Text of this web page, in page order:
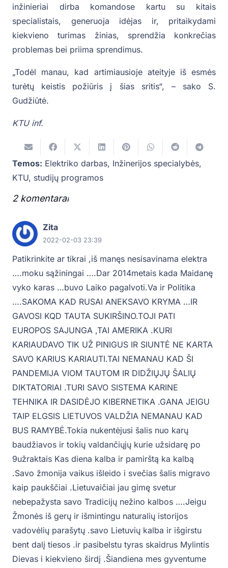
inžinieriai dirba komandose kartu su kitais
specialistais, generuoja idėjas ir, pritaikydami
kiekvieno turimas žinias, sprendžia konkrečias
problemas bei priima sprendimus.
„Todėl manau, kad artimiausioje ateityje iš esmės
turėtų keistis požiūris į šias sritis“, – sako S.
Gudžiūtė.
KTU inf.
Temos: Elektriko darbas, Inžinerijos specialybės,
KTU, studijų programos
2 komentarai
.
Zita
2022-02-03 23:39
Patikrinkite ar tikrai ,iš manęs nesisavinama elektra
….moku sąžiningai ….Dar 2014metais kada Maidanę
vyko karas …buvo Laiko pagalvoti.Va ir Politika
….SAKOMA KAD RUSAI ANEKSAVO KRYMA …IR
GAVOSI KQD TAUTA SUKIRŠINO.TOJI PATI
EUROPOS SAJUNGA ,TAI AMERIKA .KURI
KARIAUDAVO TIK UŽ PINIGUS IR SIUNTĖ NE KARTA
SAVO KARIUS KARIAUTI.TAI NEMANAU KAD ŠI
PANDEMIJA VIOM TAUTOM IR DIDŽIŲJŲ ŠALIŲ
DIKTATORIAI .TURI SAVO SISTEMA KARINE
TEHNIKA IR DASIDĖJO KIBERNETIKA .GANA JEIGU
TAIP ELGSIS LIETUVOS VALDŽIA NEMANAU KAD
BUS RAMYBĖ.Tokia nukentėjusi šalis nuo karų
baudžiavos ir tokių valdančiųjų kurie užsidarę po
9užraktais Kas diena kalba ir pamirštą ka kalbą
.Savo žmonija vaikus išleido i svečias šalis migravo
kaip paukščiai .Lietuvaičiai jau gimę svetur
nebepažysta savo Tradicijų nežino kalbos ….Jeigu
Žmonės iš gerų ir išmintingu naturalių istorijos
vadovėlių parašytų .savo Lietuvių kalba ir išgirstu
bent dalį tiesos .ir pasibelstu tyras skaidrus Mylintis
Dievas i kiekvieno širdį .Šiandiena mes gyventume